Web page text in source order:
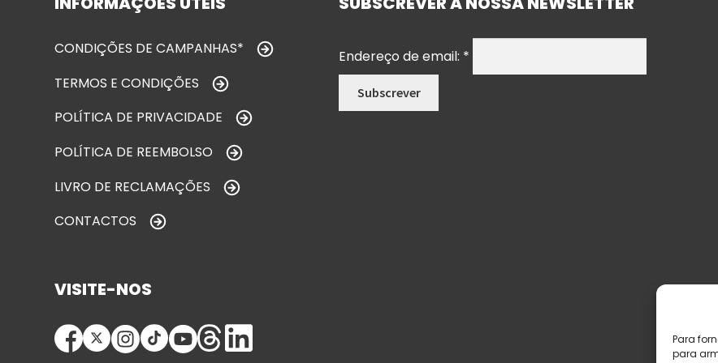
Para
para
CONDIÇÕES DE CAMPANHAS*
TERMOS E CONDIÇÕES
POLÍTICA DE PRIVACIDADE
POLÍTICA DE REEMBOLSO
LIVRO DE RECLAMAÇÕES
CONTACTOS
Endereço de email: *
VISITE-NOS